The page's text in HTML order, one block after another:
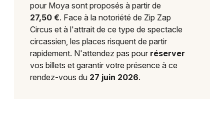
pour Moya sont proposés à partir de
27,50 €. Face à la notoriété de Zip Zap
Circus et à l'attrait de ce type de spectacle
circassien, les places risquent de partir
rapidement. N'attendez pas pour réserver
vos billets et garantir votre présence à ce
rendez-vous du 27 juin 2026.